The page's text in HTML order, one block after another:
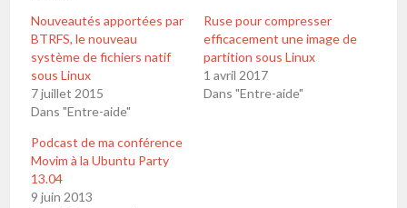
Nouveautés apportées par
BTRFS, le nouveau
système de fichiers natif
sous Linux
7 juillet 2015
Dans "Entre-aide"
Ruse pour compresser
efficacement une image de
partition sous Linux
1 avril 2017
Dans "Entre-aide"
Podcast de ma conférence
Movim à la Ubuntu Party
13.04
9 juin 2013